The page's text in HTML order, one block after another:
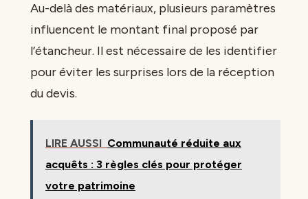
Au-delà des matériaux, plusieurs paramètres
influencent le montant final proposé par
l’étancheur. Il est nécessaire de les identifier
pour éviter les surprises lors de la réception
du devis.
LIRE AUSSI Communauté réduite aux
acquêts : 3 règles clés pour protéger
votre patrimoine